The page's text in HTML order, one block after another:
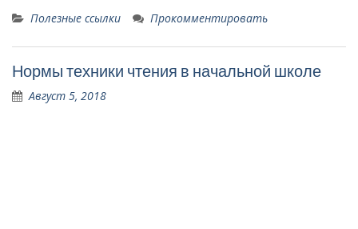
Полезные ссылки
Прокомментировать
Нормы техники чтения в начальной школе
Август 5, 2018